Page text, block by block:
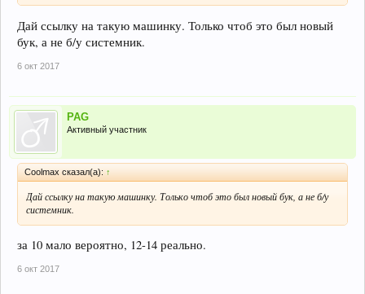
Дай ссылку на такую машинку. Только чтоб это был новый
бук, а не б/у системник.
6 окт 2017
PAG
Активный участник
Coolmax сказал(а): ↑
Дай ссылку на такую машинку. Только чтоб это был новый бук, а не б/у
системник.
за 10 мало вероятно, 12-14 реально.
6 окт 2017